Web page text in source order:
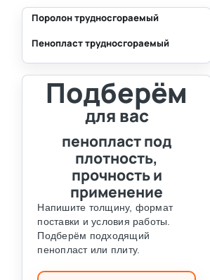
Поролон трудносгораемый
Пенопласт трудносгораемый
Подберём
для вас
пенопласт под
плотность,
прочность и
применение
Напишите толщину, формат
поставки и условия работы.
Подберём подходящий
пенопласт или плиту.